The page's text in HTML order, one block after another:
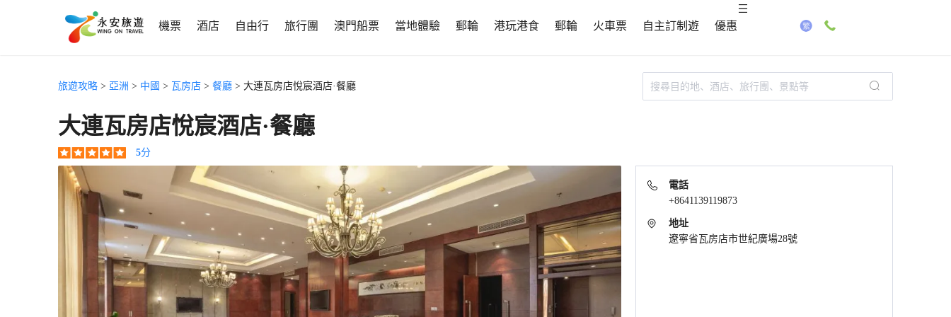
機票 酒店 自由行 旅行團 澳門船票 當地體驗 郵輪 港玩港食 郵輪 火車票 自主訂制遊 優惠
旅遊攻略 > 亞洲 > 中國 > 瓦房店 > 餐廳 > 大連瓦房店悅宸酒店·餐廳
大連瓦房店悅宸酒店·餐廳
5分
電話
+8641139119873
地址
遼寧省瓦房店市世紀廣場28號